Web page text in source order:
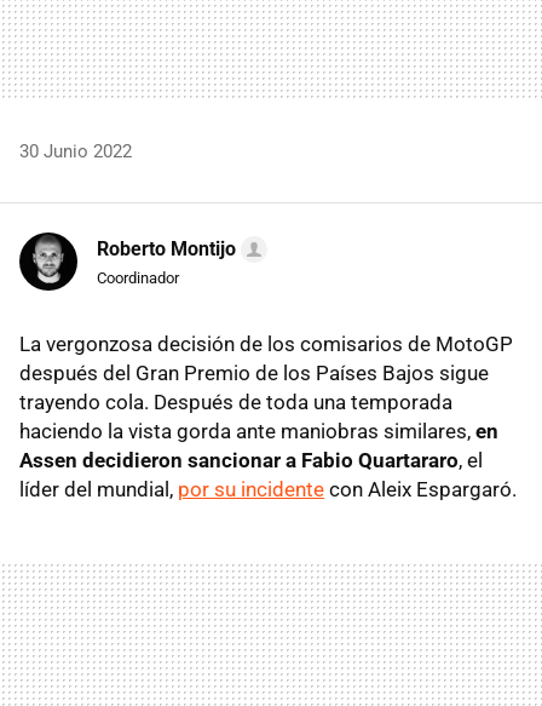
30 Junio 2022
Roberto Montijo
Coordinador
La vergonzosa decisión de los comisarios de MotoGP
después del Gran Premio de los Países Bajos sigue
trayendo cola. Después de toda una temporada
haciendo la vista gorda ante maniobras similares, en
Assen decidieron sancionar a Fabio Quartararo, el
líder del mundial, por su incidente con Aleix Espargaró.